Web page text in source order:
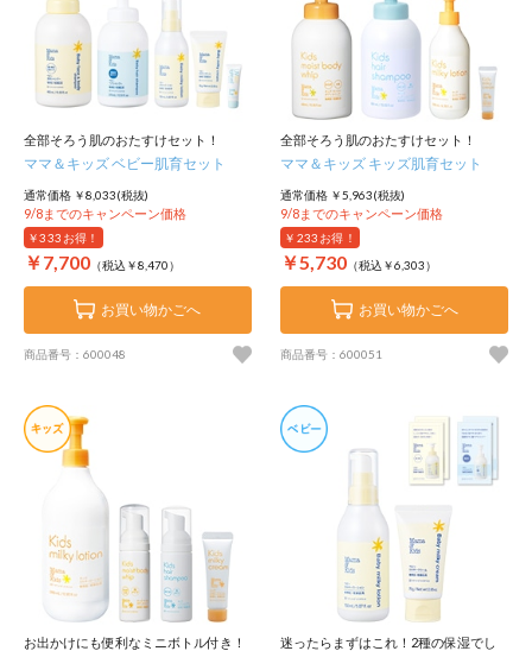
全部そろう肌のおたすけセット！
ママ＆キッズ ベビー肌育セット
通常価格 ￥8,033(税抜)
9/8までのキャンペーン価格
￥333 お得！
￥7,700 （税込￥8,470）
お買い物かごへ
商品番号：600048
全部そろう肌のおたすけセット！
ママ＆キッズ キッズ肌育セット
通常価格 ￥5,963(税抜)
9/8までのキャンペーン価格
￥233 お得！
￥5,730 （税込￥6,303）
お買い物かごへ
商品番号：600051
お出かけにも便利なミニボトル付き！
迷ったらまずはこれ！2種の保湿でし